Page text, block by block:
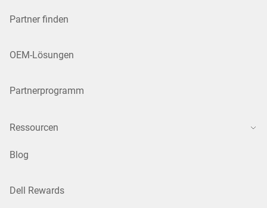
Partner finden
OEM-Lösungen
Partnerprogramm
Ressourcen
Blog
Dell Rewards